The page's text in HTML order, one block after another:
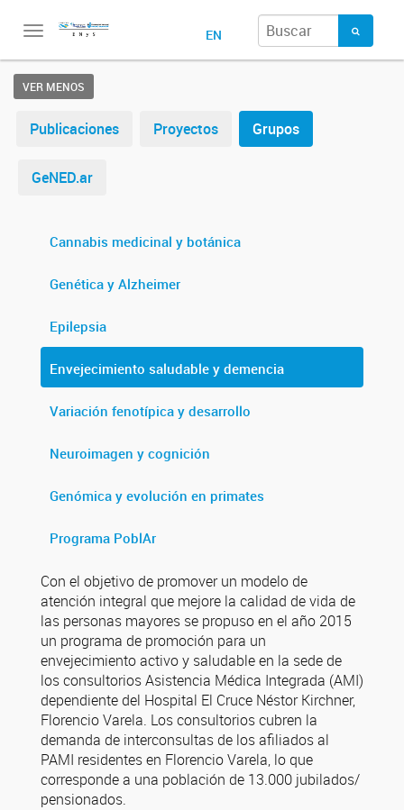
Toggle
EN
VER MENOS
Publicaciones Proyectos Grupos
GeNED.ar
Cannabis medicinal y botánica
Genética y Alzheimer
Epilepsia
Envejecimiento saludable y demencia
Variación fenotípica y desarrollo
Neuroimagen y cognición
Genómica y evolución en primates
Programa PoblAr
Con el objetivo de promover un modelo de
atención integral que mejore la calidad de vida de
las personas mayores se propuso en el año 2015
un programa de promoción para un
envejecimiento activo y saludable en la sede de
los consultorios Asistencia Médica Integrada (AMI)
dependiente del Hospital El Cruce Néstor Kirchner,
Florencio Varela. Los consultorios cubren la
demanda de interconsultas de los afiliados al
PAMI residentes en Florencio Varela, lo que
corresponde a una población de 13.000 jubilados/
pensionados.